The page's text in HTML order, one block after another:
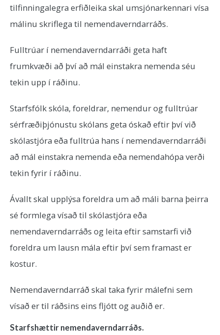
tilfinningalegra erfiðleika skal umsjónarkennari vísa
málinu skriflega til nemendaverndarráðs.
Fulltrúar í nemendaverndarráði geta haft
frumkvæði að því að mál einstakra nemenda séu
tekin upp í ráðinu.
Starfsfólk skóla, foreldrar, nemendur og fulltrúar
sérfræðiþjónustu skólans geta óskað eftir því við
skólastjóra eða fulltrúa hans í nemendaverndarráði
að mál einstakra nemenda eða nemendahópa verði
tekin fyrir í ráðinu.
Ávallt skal upplýsa foreldra um að máli barna þeirra
sé formlega vísað til skólastjóra eða
nemendaverndarráðs og leita eftir samstarfi við
foreldra um lausn mála eftir því sem framast er
kostur.
Nemendaverndarráð skal taka fyrir málefni sem
vísað er til ráðsins eins fljótt og auðið er.
Starfshættir nemendaverndarráðs.